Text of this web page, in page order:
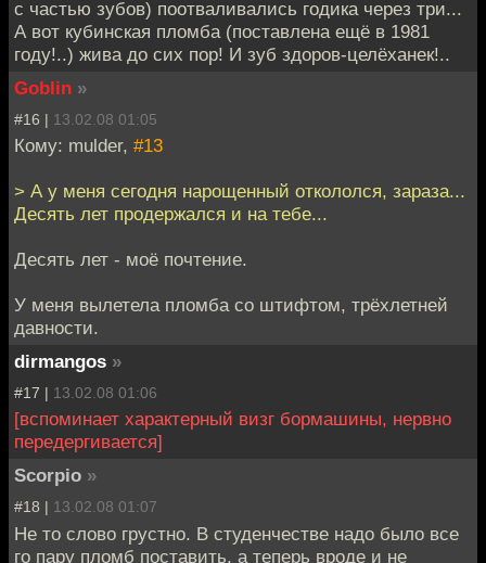
с частью зубов) поотваливались годика через три...
А вот кубинская пломба (поставлена ещё в 1981
году!..) жива до сих пор! И зуб здоров-целёханек!..
Goblin »
#16 | 13.02.08 01:05
Кому: mulder, #13
> А у меня сегодня нарощенный откололся, зараза...
Десять лет продержался и на тебе...
Десять лет - моё почтение.
У меня вылетела пломба со штифтом, трёхлетней
давности.
dirmangos »
#17 | 13.02.08 01:06
[вспоминает характерный визг бормашины, нервно
передергивается]
Scorpio »
#18 | 13.02.08 01:07
Не то слово грустно. В студенчестве надо было все
го пару пломб поставить, а теперь вроде и не